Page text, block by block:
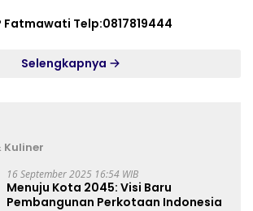
Fatmawati Telp:0817819444
Selengkapnya
Kuliner
16 September 2025 16:54 WIB
Menuju Kota 2045: Visi Baru
Pembangunan Perkotaan Indonesia